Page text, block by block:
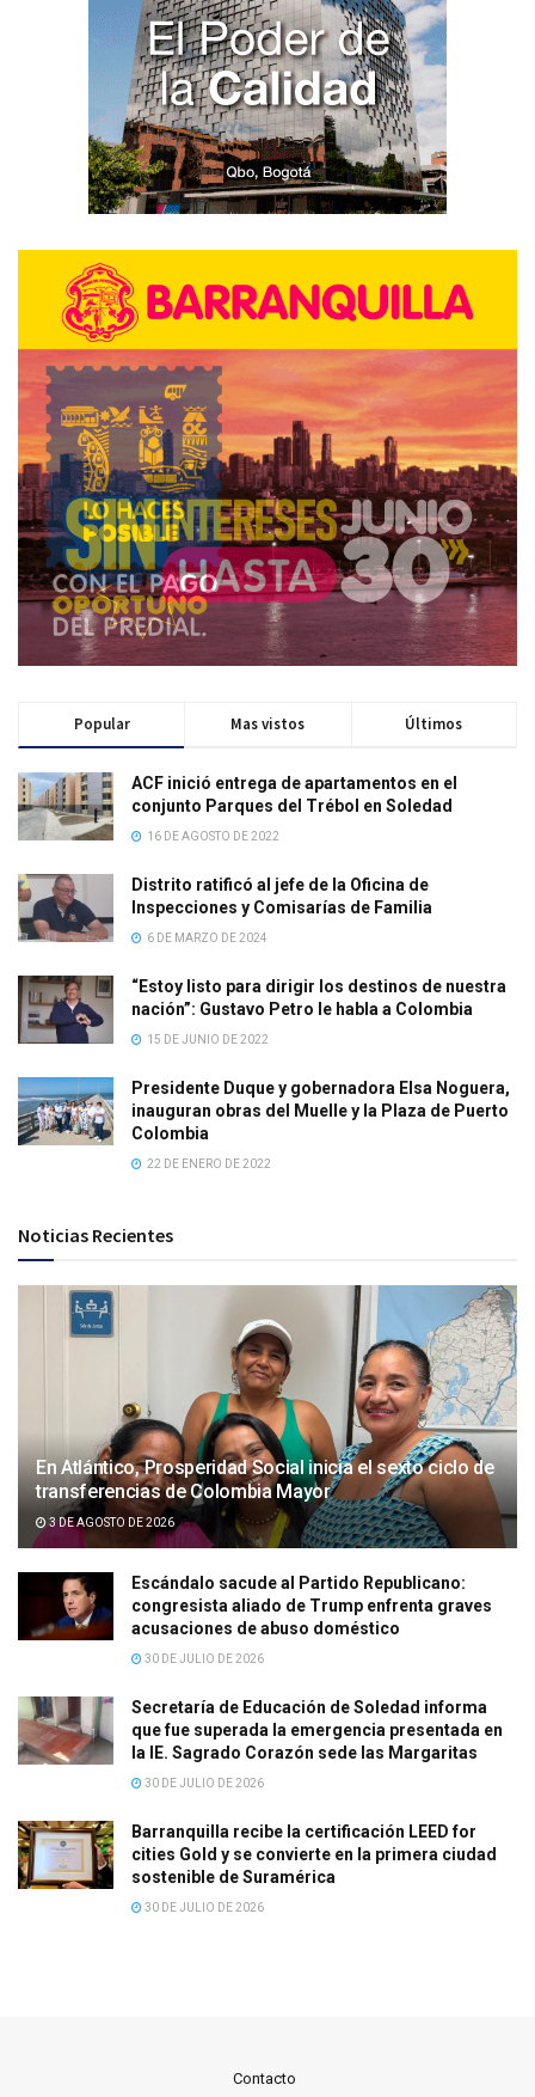
Popular Mas vistos Últimos
ACF inició entrega de apartamentos en el
conjunto Parques del Trébol en Soledad
16 DE AGOSTO DE 2022
Distrito ratificó al jefe de la Oficina de
Inspecciones y Comisarías de Familia
6 DE MARZO DE 2024
“Estoy listo para dirigir los destinos de nuestra
nación”: Gustavo Petro le habla a Colombia
15 DE JUNIO DE 2022
Presidente Duque y gobernadora Elsa Noguera,
inauguran obras del Muelle y la Plaza de Puerto
Colombia
22 DE ENERO DE 2022
Noticias Recientes
En Atlántico, Prosperidad Social inicia el sexto ciclo de
transferencias de Colombia Mayor
3 DE AGOSTO DE 2026
Escándalo sacude al Partido Republicano:
congresista aliado de Trump enfrenta graves
acusaciones de abuso doméstico
30 DE JULIO DE 2026
Secretaría de Educación de Soledad informa
que fue superada la emergencia presentada en
la IE. Sagrado Corazón sede las Margaritas
30 DE JULIO DE 2026
Barranquilla recibe la certificación LEED for
cities Gold y se convierte en la primera ciudad
sostenible de Suramérica
30 DE JULIO DE 2026
Contacto